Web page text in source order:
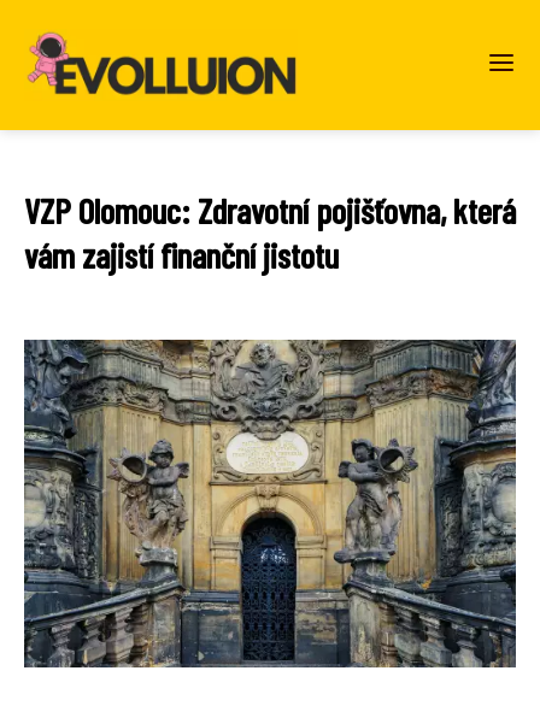
VZP Olomouc: Zdravotní pojišťovna, která
vám zajistí finanční jistotu